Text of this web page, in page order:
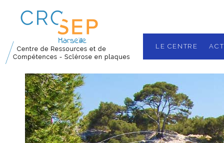
LE CENTRE
Nos missions
Localisation
Les équipes
Plateau